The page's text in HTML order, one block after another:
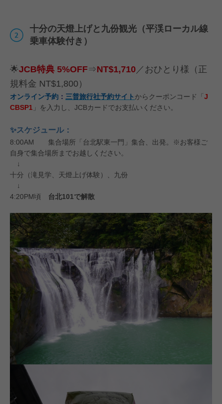
十分の天燈上げと九份観光（平渓ローカル線
乗車体験付き）
🌟JCB特典 5%OFF⇒NT$1,710 ／おひとり様（正
規料金 NT$1,800）
オンライン予約 ： 三普旅行社予約サイト からクーポンコード「 J
CBSP1 」を入力し、JCBカードでお支払いください。
✨スケジュール：
8:00AM 集合場所「台北駅東一門」集合、出発。※お客様ご
自身で集合場所までお越しください。
↓
十分（滝見学、天燈上げ体験）、九份
↓
4:20PM頃 台北101で解散